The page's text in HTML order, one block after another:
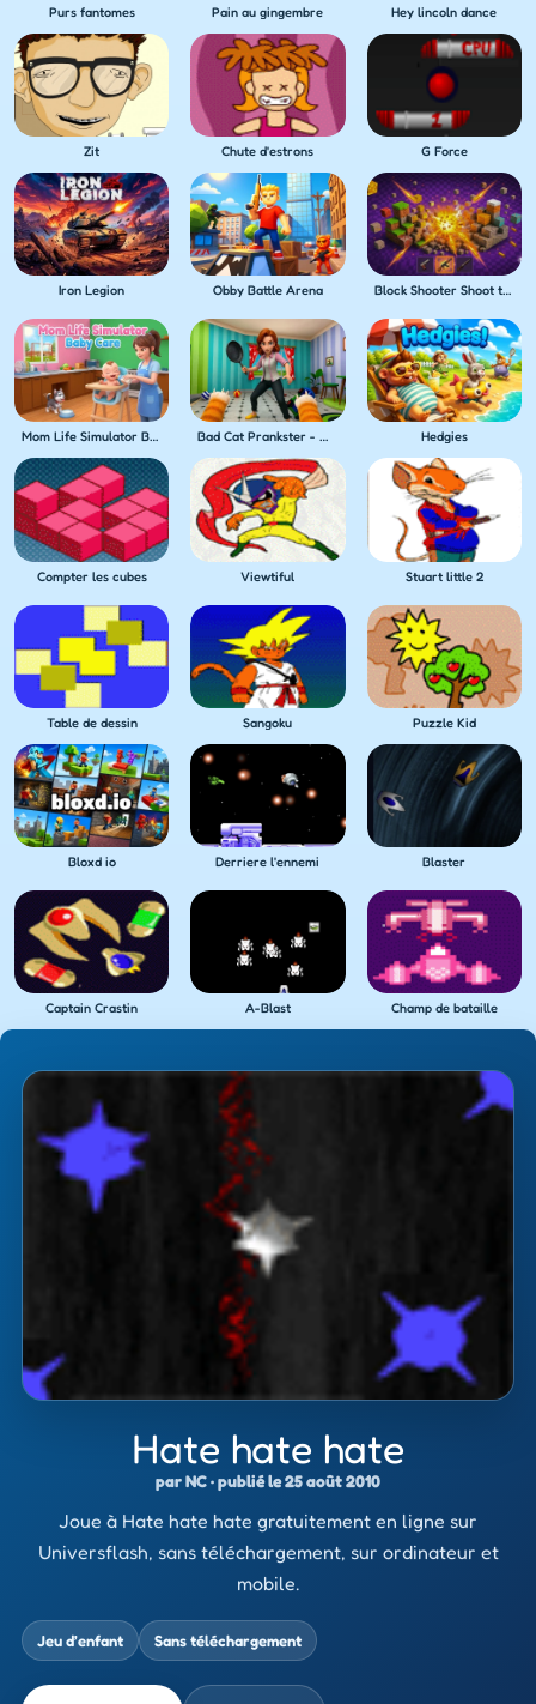
Purs fantomes Pain au gingembre Hey lincoln dance
Hate hate hate
par NC · publié le 25 août 2010
Joue à Hate hate hate gratuitement en ligne sur
Universflash, sans téléchargement, sur ordinateur et
mobile.
Jeu d’enfant Sans téléchargement
Zit Chute d'estrons G Force
Iron Legion Obby Battle Arena Block Shooter Shoot the Blocks!
Mom Life Simulator Baby Care Bad Cat Prankster - Mom's Return Hedgies
Compter les cubes Viewtiful Stuart little 2
Table de dessin Sangoku Puzzle Kid
Bloxd io Derriere l'ennemi Blaster
Captain Crastin A-Blast Champ de bataille